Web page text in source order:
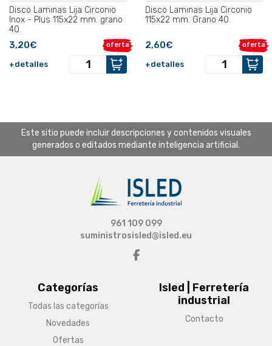
Disco Laminas Lija Circonio
Inox - Plus 115x22 mm. grano
40.
oferta
3,20€
+detalles
Disco Laminas Lija Circonio
115x22 mm. Grano 40.
oferta
2,60€
+detalles
Este sitio puede incluir descripciones y contenidos visuales
generados o editados mediante inteligencia artificial.
Categorías
Todas las categorías
Novedades
Ofertas
Isled | Ferretería
industrial
Contacto
961 109 099
suministrosisled@isled.eu